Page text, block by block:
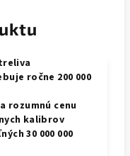
ročne 200 000
rozumnú cenu
kalibrov
30 000 000